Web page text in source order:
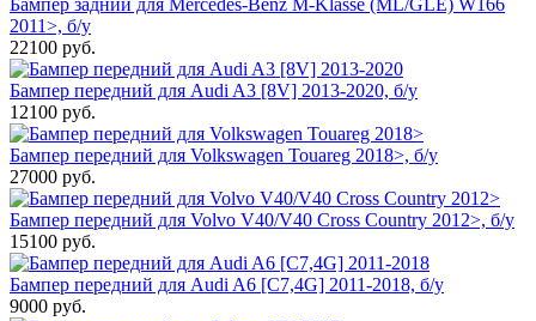
2011>, б/у
22100 руб.
Бампер передний для Audi A3 [8V] 2013-2020, б/у
12100 руб.
Бампер передний для Volkswagen Touareg 2018>, б/у
27000 руб.
Бампер передний для Volvo V40/V40 Cross Country 2012>, б/у
15100 руб.
Бампер передний для Audi A6 [C7,4G] 2011-2018, б/у
9000 руб.